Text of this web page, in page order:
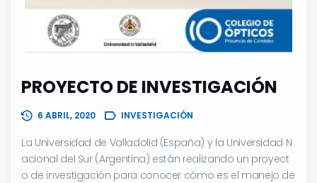
PROYECTO DE INVESTIGACIÓN
6 ABRIL, 2020 INVESTIGACIÓN
La Universidad de Valladolid (España) y la Universidad N
acional del Sur (Argentina) están realizando un proyect
o de investigación para conocer cómo es el manejo de